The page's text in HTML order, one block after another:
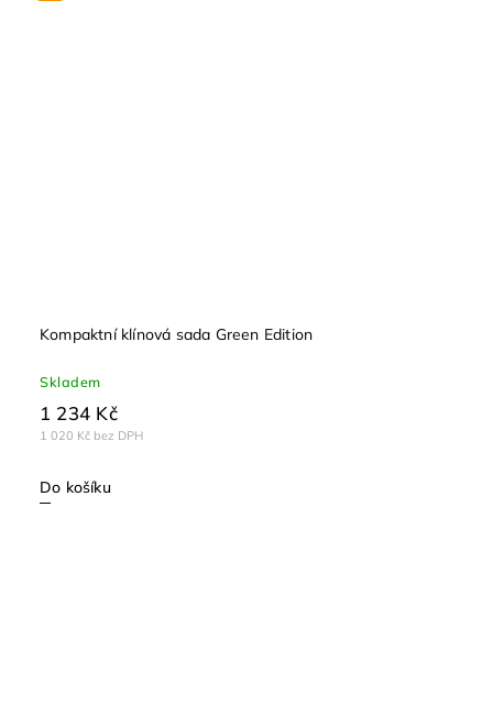
Kompaktní klínová sada Green Edition
Skladem
1 020 Kč bez DPH
1 234 Kč
Do košíku